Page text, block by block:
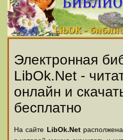
Электронная
LibOk.Net -
онлайн и
бесплатно
На сайте LibOk.Netрасполжена